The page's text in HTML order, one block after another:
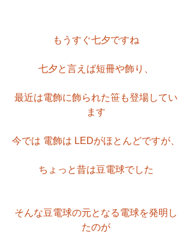
もうすぐ七夕ですね
七夕と言えば短冊や飾り、
最近は電飾に飾られた笹も登場してい
ます
今では 電飾は LEDがほとんどですが、
ちょっと昔は豆電球でした
そんな豆電球の元となる電球を発明し
たのが